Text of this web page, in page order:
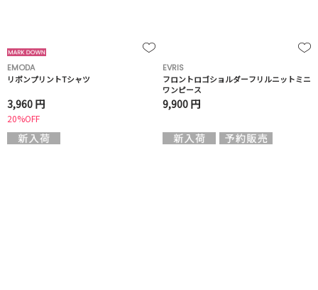
EMODA
リボンプリントTシャツ
3,960 円
20%OFF
EVRIS
フロントロゴショルダーフリルニットミニ
ワンピース
9,900 円